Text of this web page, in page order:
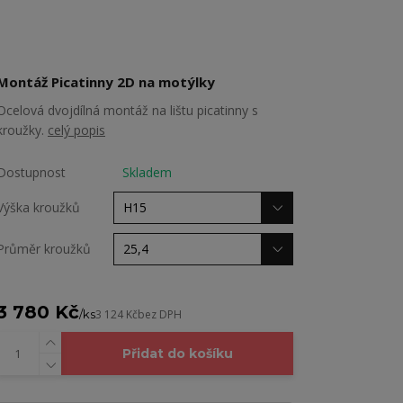
Picatinny 2D na motýlky
dvojdílná montáž na lištu picatinny s
celý popis
Skladem
kroužků
kroužků
780 Kč/ks3 124 Kčbez DPH
Přidat do košíku